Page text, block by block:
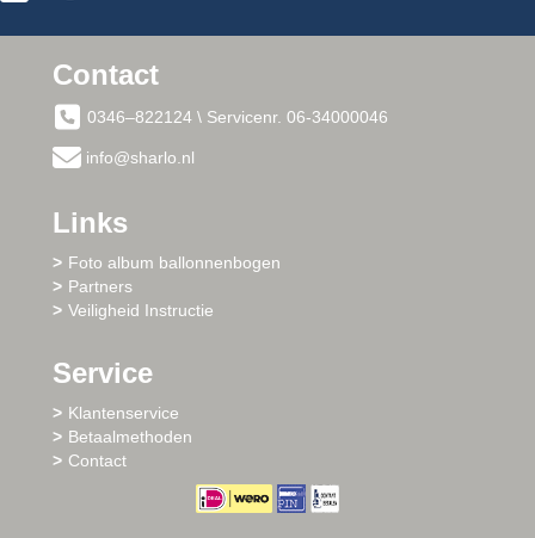
Contact
0346–822124 \ Servicenr. 06-34000046
info@sharlo.nl
Links
Foto album ballonnenbogen
Partners
Veiligheid Instructie
Service
Klantenservice
Betaalmethoden
Contact